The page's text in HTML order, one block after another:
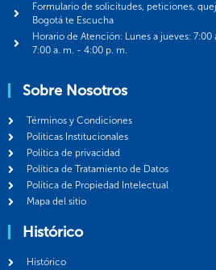
Formulario de solicitudes, peticiones,
Bogotá te Escucha
Horario de Atención: Lunes a jueves:
7:00 a. m. - 4:00 p. m.
Sobre Nosotros
Términos y Condiciones
Politicas Institucionales
Política de privacidad
Política de Tratamiento de Datos
Política de Propiedad Intelectual
Mapa del sitio
Histórico
Histórico